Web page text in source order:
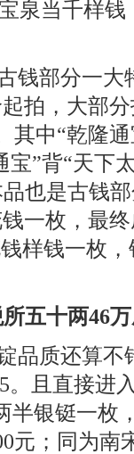
泉当千样
钱部分一
拍，大部
其中“乾隆
宝”背“天下
也是古钱
一枚，最
样钱一枚
五十两46
品质还算不
。且直接进
半银铤一枚
元；同为南